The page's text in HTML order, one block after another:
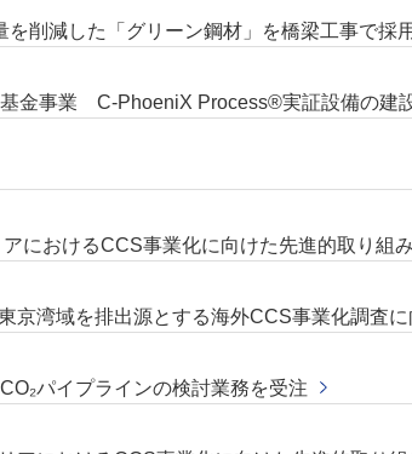
削減した「グリーン鋼材」を橋梁工事で採
金事業 C-PhoeniX Process®実証設備の建
におけるCCS事業化に向けた先進的取り組
湾域を排出源とする海外CCS事業化調査に
パイプラインの検討業務を受注